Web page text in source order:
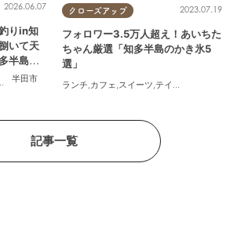
半田市
2026.06.07
りin知
いて天
半島レ
家族,カップル おひとりさま,
クローズアップ 2023.07.19
フォロワー3.5万人超え！あいちた
ちゃん厳選「知多半島のかき氷5
選」
ランチ,カフェ,スイーツ,テイクアウト
記事一覧